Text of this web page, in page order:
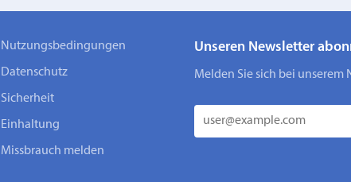
Nutzungsbedingungen
Datenschutz
Sicherheit
Einhaltung
Missbrauch melden
Unseren Newsletter
Melden Sie sich bei